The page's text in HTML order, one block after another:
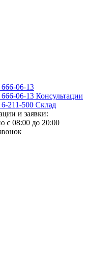
06-13
06-13 Консультации
211-500 Склад
и заявки:
с 08:00 до 20:00